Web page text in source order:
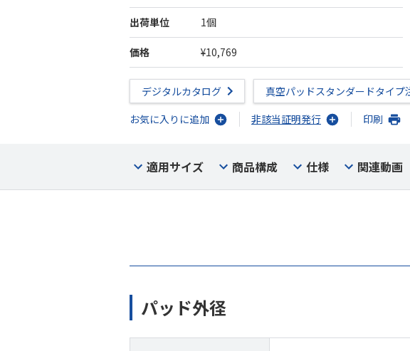
出荷単位 1個
価格 ¥10,769
デジタルカタログ 真空パッドスタンダードタイプ
お気に入りに追加
非該当証明発行 印刷
適用サイズ 商品構成 仕様 関連動画
パッド外径